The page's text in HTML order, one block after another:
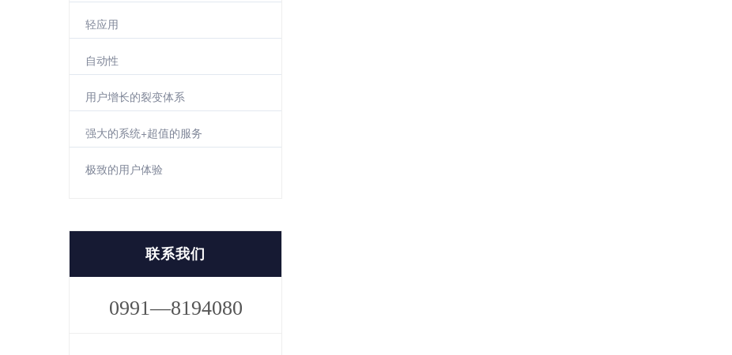
轻应用
自动性
用户增长的裂变体系
强大的系统+超值的服务
极致的用户体验
联系我们
0991—8194080